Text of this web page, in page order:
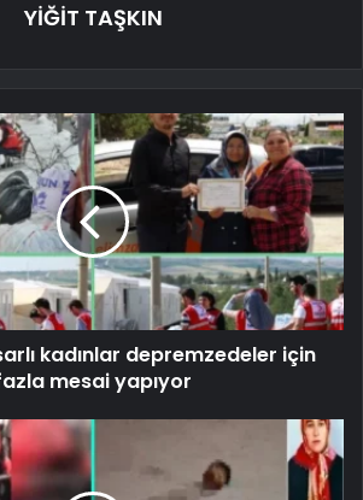
YİĞİT TAŞKIN
kadınlar depremzedeler için
mesai yapıyor